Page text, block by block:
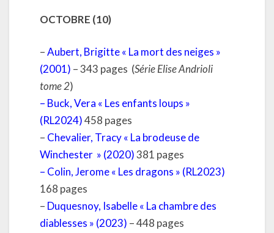
OCTOBRE (10)
–Aubert, Brigitte « La mort des neiges »
(2001) – 343 pages (Série Elise Andrioli
tome 2)
– Buck, Vera « Les enfants loups »
(RL2024)458 pages
– Chevalier, Tracy « La brodeuse de
Winchester » (2020)381 pages
– Colin, Jerome « Les dragons » (RL2023)
168 pages
– Duquesnoy, Isabelle « La chambre des
diablesses » (2023) – 448 pages